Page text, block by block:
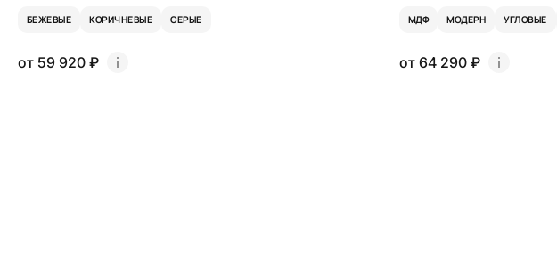
БЕЖЕВЫЕ КОРИЧНЕВЫЕ СЕРЫЕ
от 59 920 ₽
МДФ МОДЕРН УГЛОВЫЕ
от 64 290 ₽